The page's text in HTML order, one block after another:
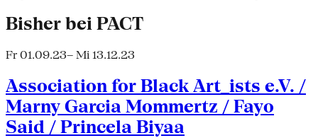
Bisher bei PACT
Fr 01.09.23– Mi 13.12.23
Association for Black Art_ists e.V. /
Marny Garcia Mommertz / Fayo
Said / Princela Biyaa